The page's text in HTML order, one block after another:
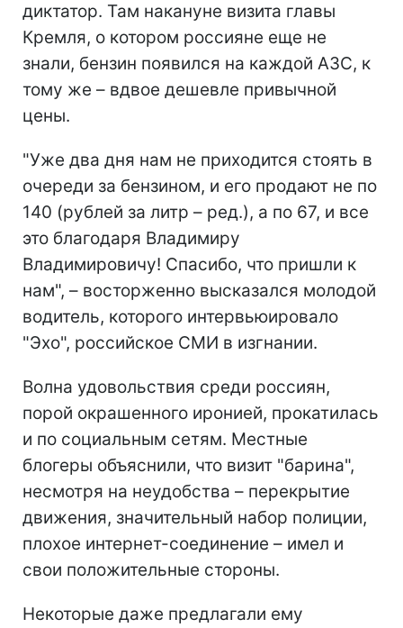
диктатор. Там накануне визита главы
Кремля, о котором россияне еще не
знали, бензин появился на каждой АЗС, к
тому же – вдвое дешевле привычной
цены.
"Уже два дня нам не приходится стоять в
очереди за бензином, и его продают не по
140 (рублей за литр – ред.), а по 67, и все
это благодаря Владимиру
Владимировичу! Спасибо, что пришли к
нам", – восторженно высказался молодой
водитель, которого интервьюировало
"Эхо", российское СМИ в изгнании.
Волна удовольствия среди россиян,
порой окрашенного иронией, прокатилась
и по социальным сетям. Местные
блогеры объяснили, что визит "барина",
несмотря на неудобства – перекрытие
движения, значительный набор полиции,
плохое интернет-соединение – имел и
свои положительные стороны.
Некоторые даже предлагали ему